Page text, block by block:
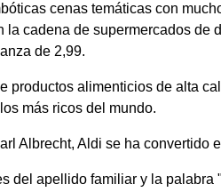
cenas temáticas con
cadena de supermercados
de 2,99.
productos alimenticios de alta
más ricos del mundo.
Albrecht, Aldi se ha convertido
del apellido familiar y la